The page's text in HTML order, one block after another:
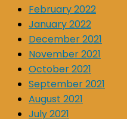
February 2022
January 2022
December 2021
November 2021
October 2021
September 2021
August 2021
July 2021